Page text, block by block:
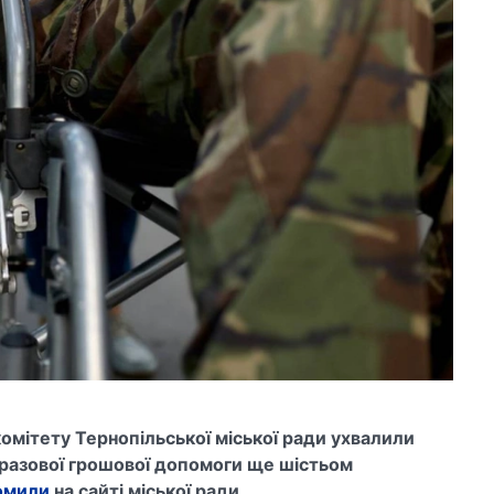
Тернопільської міської ради ухвалили
грошової допомоги ще шістьом